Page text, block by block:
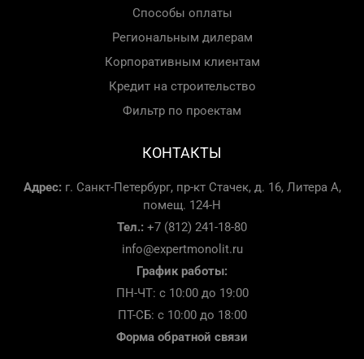
Способы оплаты
Региональным дилерам
Корпоративным клиентам
Кредит на строительство
Фильтр по проектам
КОНТАКТЫ
Адрес: г. Санкт-Петербург, пр-кт Стачек, д. 16, Литера А,
помещ. 124-Н
Тел.: +7 (812) 241-18-80
info@expertmonolit.ru
График работы:
ПН-ЧТ: с 10:00 до 19:00
ПТ-СБ: с 10:00 до 18:00
Форма обратной связи